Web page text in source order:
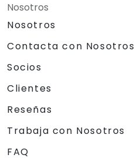
Nosotros
Nosotros
Contacta con Nosotros
Socios
Clientes
Reseñas
Trabaja con Nosotros
FAQ